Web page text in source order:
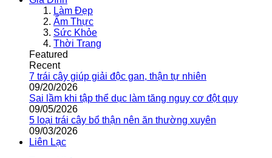
Làm Đẹp
Ẩm Thực
Sức Khỏe
Thời Trang
Featured
Recent
7 trái cây giúp giải độc gan, thận tự nhiên
09/20/2026
Sai lầm khi tập thể dục làm tăng nguy cơ đột quỵ
09/05/2026
5 loại trái cây bổ thận nên ăn thường xuyên
09/03/2026
Liên Lạc